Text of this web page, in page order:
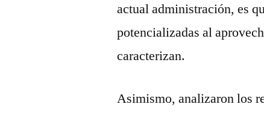
actual administración, es
potencializadas al
caracterizan.
Asimismo, analizaron los